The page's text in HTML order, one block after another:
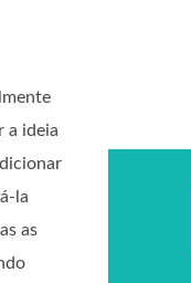
a ideia
la
as